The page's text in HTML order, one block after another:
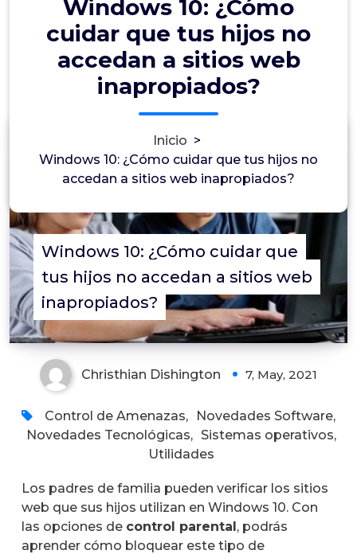
Windows 10: ¿Cómo
cuidar que tus hijos no
accedan a sitios web
inapropiados?
Inicio >
Windows 10: ¿Cómo cuidar que tus hijos no
accedan a sitios web inapropiados?
Windows 10: ¿Cómo cuidar que
tus hijos no accedan a sitios web
inapropiados?
0
Christhian Dishington 7, May, 2021
Control de Amenazas, Novedades Software,
Novedades Tecnológicas, Sistemas operativos,
Utilidades
Los padres de familia pueden verificar los sitios
web que sus hijos utilizan en Windows 10. Con
las opciones de control parental, podrás
aprender cómo bloquear este tipo de